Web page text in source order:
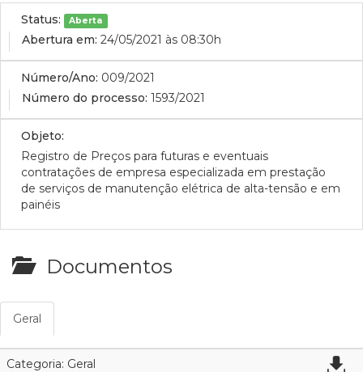
Status: Aberta
Abertura em: 24/05/2021 às 08:30h
Número/Ano: 009/2021
Número do processo: 1593/2021
Objeto:
Registro de Preços para futuras e eventuais
contratações de empresa especializada em prestação
de serviços de manutenção elétrica de alta-tensão e em
painéis
Documentos
Geral
Categoria: Geral